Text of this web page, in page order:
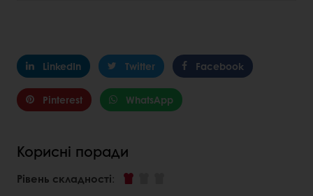
LinkedIn Twitter Facebook
Pinterest WhatsApp
Корисні поради
Рівень складності: